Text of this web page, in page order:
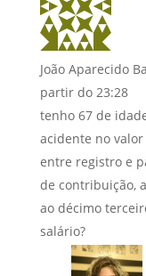
João Aparecido
partir do 23:28
tenho 67 de
acidente no
entre registro e
de contribuição,
ao décimo
salário?